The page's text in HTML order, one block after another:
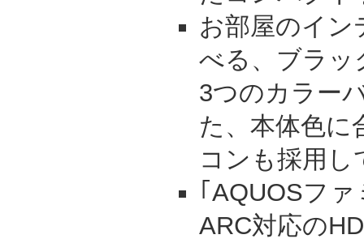
お部屋のイン
べる、ブラッ
3つのカラー
た、本体色に
コンも採用し
｢AQUOSフ
ARC対応の